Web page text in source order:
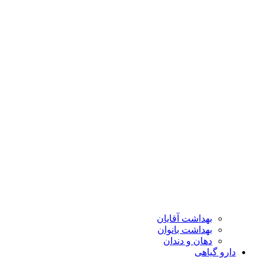
بهداشت آقایان
بهداشت بانوان
دهان و دندان
دارو گیاهی